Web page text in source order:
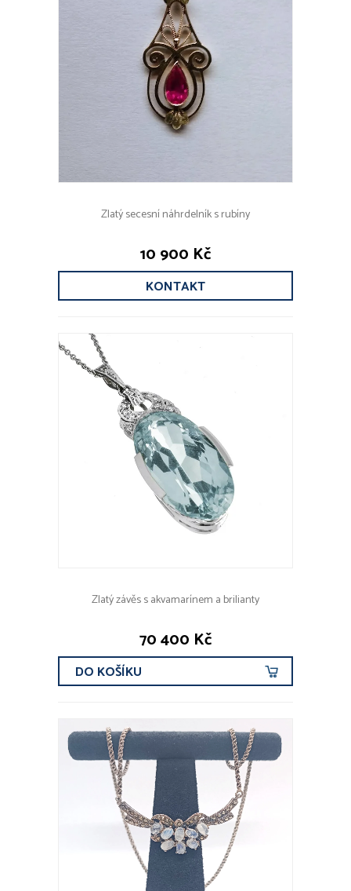
Zlatý secesní náhrdelník s rubíny
10 900 Kč
KONTAKT
Zlatý závěs s akvamarínem a brilianty
70 400 Kč
DO KOŠÍKU